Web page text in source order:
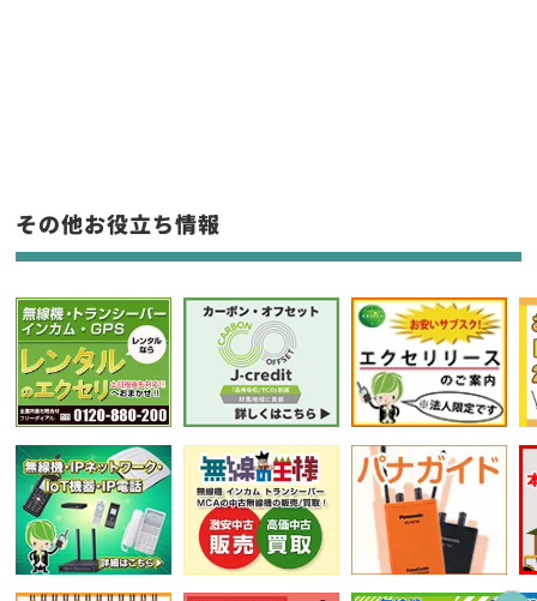
フリーワード入力(製品名等)
選択条件をリセット
その他お役立ち情報